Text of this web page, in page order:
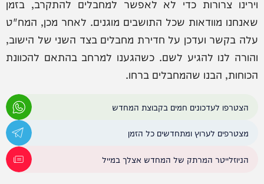
וירינו צרורות כדי לא לאפשר למחבלים להתקרב, בזמן
שאנחנו מוודאות שכל התושבים מוגנים. לאחר מכן, המח"ט
עלה בקשר ועדכן על חדירת מחבלים בצד השני של הישוב,
והורה לנו להגיע לשם. כשהגענו למרחב בהתאם להכוונת
הכוחות, הבנו שהמחבלים ברחו.
הצטרפו לעדכונים חמים בקבוצת המחדש
מצטרפים לערוץ ומתחדשים כל הזמן
הניוזלייטר המרתק של המחדש אצלך במייל